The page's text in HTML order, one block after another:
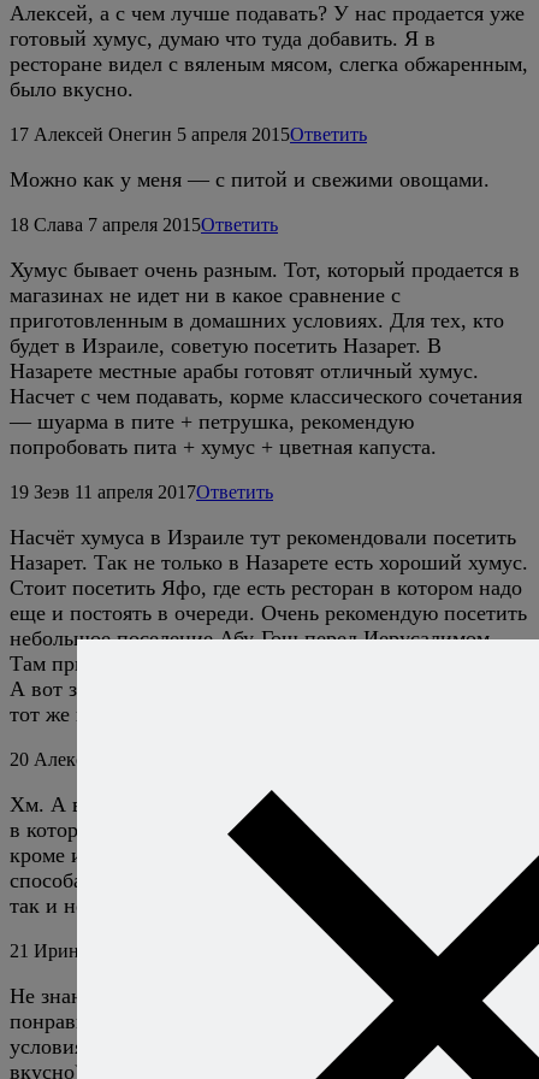
Алексей, а с чем лучше подавать? У нас продается уже
готовый хумус, думаю что туда добавить. Я в
ресторане видел с вяленым мясом, слегка обжаренным,
было вкусно.
17 Алексей Онегин 5 апреля 2015Ответить
Можно как у меня — с питой и свежими овощами.
18 Слава 7 апреля 2015Ответить
Хумус бывает очень разным. Тот, который продается в
магазинах не идет ни в какое сравнение с
приготовленным в домашних условиях. Для тех, кто
будет в Израиле, советую посетить Назарет. В
Назарете местные арабы готовят отличный хумус.
Насчет с чем подавать, корме классического сочетания
— шуарма в пите + петрушка, рекомендую
попробовать пита + хумус + цветная капуста.
19 Зеэв 11 апреля 2017Ответить
Насчёт хумуса в Израиле тут рекомендовали посетить
Назарет. Так не только в Назарете есть хороший хумус.
Стоит посетить Яфо, где есть ресторан в котором надо
еще и постоять в очереди. Очень рекомендую посетить
небольшое поселение Абу-Гош перед Иерусалимом.
Там приготовляют замечательный хумус.
А вот замечание Елены К., что у хумуса всюду «один и
тот же вкус» в корне не правильное.
20 Алексей Онегин
Хм. А в чем секрет? Как по мне, хумус — не то блюдо,
в котором особый вкус может объясняться чем-то,
кроме ингредиентов, их количества и порядка и
способа закладки, то есть рецептом. Неужели никто
так и не выведал рецепт из Абу-Гоша?
21 Иринка
Не знаю,покупала готовый,мне не очень
понравился…..((Попробую сделать в домашних
условиях.По описанию должно получиться
вкусно)Спасибо:)